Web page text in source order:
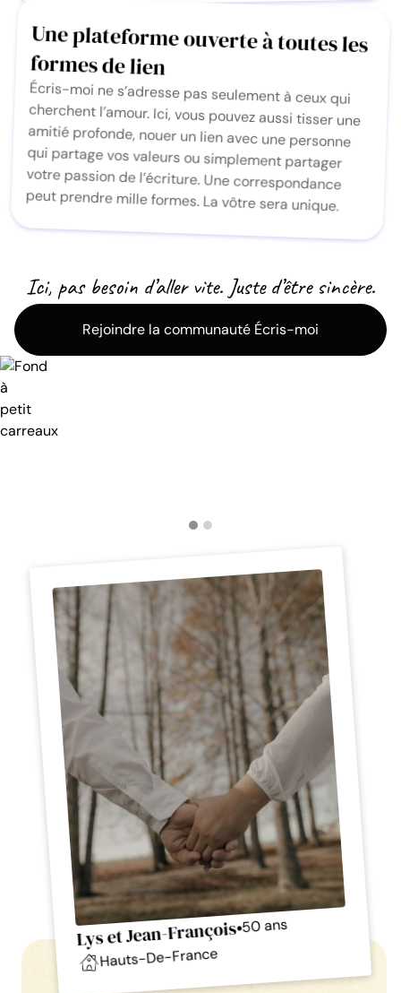
Une plateforme ouverte à toutes les
formes de lien
Écris-moi ne s’adresse pas seulement à ceux qui
cherchent l’amour. Ici, vous pouvez aussi tisser une
amitié profonde, nouer un lien avec une personne
qui partage vos valeurs ou simplement partager
votre passion de l’écriture. Une correspondance
peut prendre mille formes. La vôtre sera unique.
Ici, pas besoin d’aller vite. Juste d’être sincère.
Rejoindre la communauté Écris-moi
Lys et Jean-François•50 ans
Hauts-De-France